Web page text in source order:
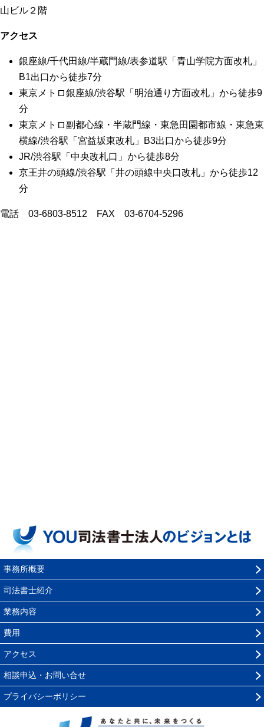
山ビル２階
アクセス
銀座線/千代田線/半蔵門線/表参道駅「青山学院方面改札」
B1出口から徒歩7分
東京メトロ銀座線/渋谷駅「明治通り方面改札」から徒歩9
分
東京メトロ副都心線・半蔵門線・東急田園都市線・東急東
横線/渋谷駅「宮益坂東改札」B3出口から徒歩9分
JR/渋谷駅「中央改札口」から徒歩8分
京王井の頭線/渋谷駅「井の頭線中央口改札」から徒歩12
分
電話 03-6803-8512 FAX 03-6704-5296
事務所概要
司法書士紹介
業務内容
費用
アクセス
相談申込・お問い合せ
プライバシーポリシー